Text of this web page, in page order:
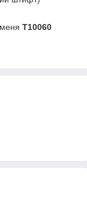
T10060